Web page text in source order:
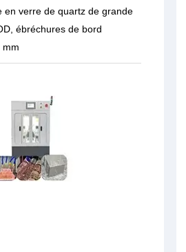
en verre de quartz de grande
ébréchures de bord
mm